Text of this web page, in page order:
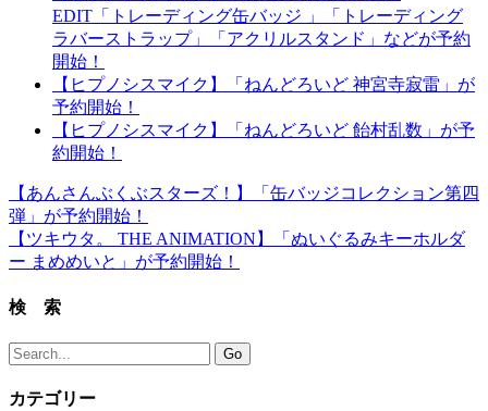
EDIT「トレーディング缶バッジ 」「トレーディング
ラバーストラップ」「アクリルスタンド」などが予約
開始！
【ヒプノシスマイク】「ねんどろいど 神宮寺寂雷」が
予約開始！
【ヒプノシスマイク】「ねんどろいど 飴村乱数」が予
約開始！
【あんさんぶくぶスターズ！】「缶バッジコレクション第四
弾」が予約開始！
【ツキウタ。 THE ANIMATION】「ぬいぐるみキーホルダ
ー まめめいと」が予約開始！
検 索
カテゴリー